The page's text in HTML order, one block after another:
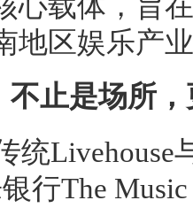
地区娱乐产
不止是场所
统Livehouse
行The